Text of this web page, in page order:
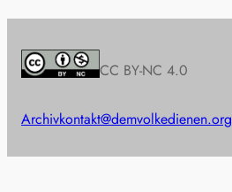
CC BY-NC 4.0
Archivkontakt@demvolkedienen.org